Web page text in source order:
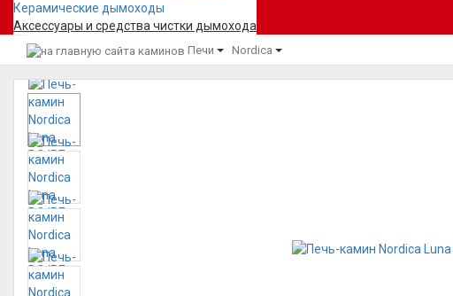
Керамические дымоходы
Аксессуары и средства чистки дымохода
Печи Nordica